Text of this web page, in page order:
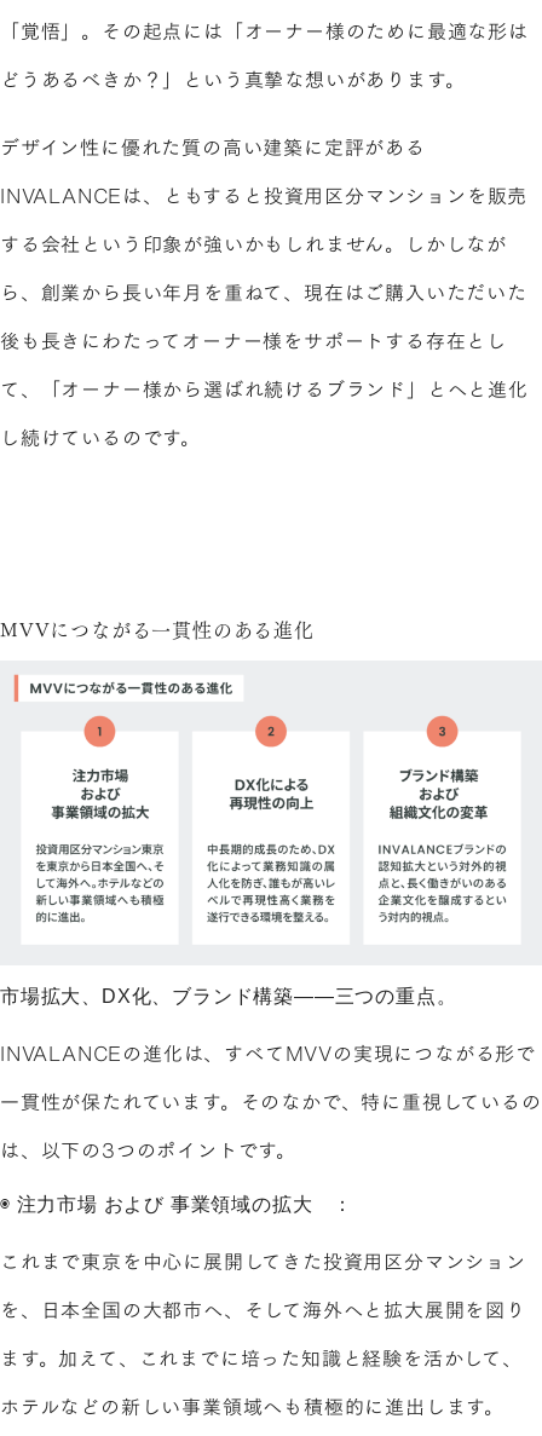
「覚悟」。その起点には「オーナー様のために最適な形は
どうあるべきか？」という真摯な想いがあります。
デザイン性に優れた質の高い建築に定評がある
INVALANCEは、ともすると投資用区分マンションを販売
する会社という印象が強いかもしれません。しかしなが
ら、創業から長い年月を重ねて、現在はご購入いただいた
後も長きにわたってオーナー様をサポートする存在とし
て、「オーナー様から選ばれ続けるブランド」とへと進化
し続けているのです。
MVVにつながる一貫性のある進化
市場拡大、DX化、ブランド構築——三つの重点。
INVALANCEの進化は、すべてMVVの実現につながる形で
一貫性が保たれています。そのなかで、特に重視しているの
は、以下の3つのポイントです。
◉ 注力市場 および 事業領域の拡大 ：
これまで東京を中心に展開してきた投資用区分マンション
を、日本全国の大都市へ、そして海外へと拡大展開を図り
ます。加えて、これまでに培った知識と経験を活かして、
ホテルなどの新しい事業領域へも積極的に進出します。